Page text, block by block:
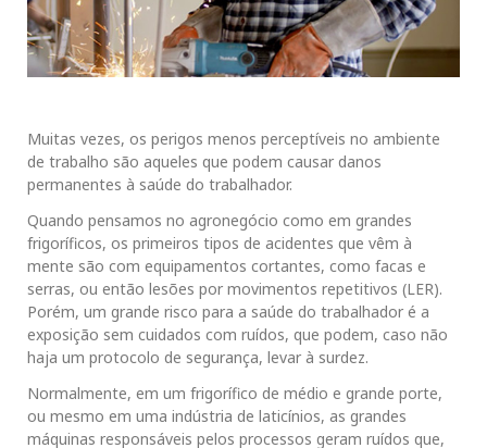
Muitas vezes, os perigos menos perceptíveis no ambiente
de trabalho são aqueles que podem causar danos
permanentes à saúde do trabalhador.
Quando pensamos no agronegócio como em grandes
frigoríficos, os primeiros tipos de acidentes que vêm à
mente são com equipamentos cortantes, como facas e
serras, ou então lesões por movimentos repetitivos (LER).
Porém, um grande risco para a saúde do trabalhador é a
exposição sem cuidados com ruídos, que podem, caso não
haja um protocolo de segurança, levar à surdez.
Normalmente, em um frigorífico de médio e grande porte,
ou mesmo em uma indústria de laticínios, as grandes
máquinas responsáveis pelos processos geram ruídos que,